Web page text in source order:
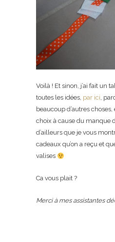
Voilà ! Et sinon, j’ai fait un
toutes les idées, par ici,
beaucoup d’autres choses,
choix à cause du manque
d’ailleurs que je vous
cadeaux qu’on a reçu et
valises
Ca vous plait ?
Merci à mes assistantes